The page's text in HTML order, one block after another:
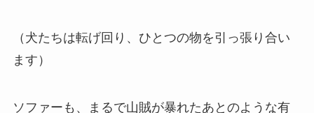
（犬たちは転げ回り、ひとつの物を引っ張り合い
ます）
ソファーも、まるで山賊が暴れたあとのような有